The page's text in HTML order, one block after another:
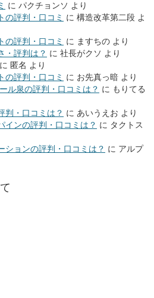
に パクチョンソ より
の評判・口コミ に 構造改革第二段 よ
の評判・口コミ に ますちの より
・評判は？ に 社長がクソ より
に 匿名 より
の評判・口コミ に お先真っ暗 より
ル泉の評判・口コミは？ に もりてる
判・口コミは？ に あいうえお より
インの評判・口コミは？ に タクトス
ションの評判・口コミは？ に アルプ